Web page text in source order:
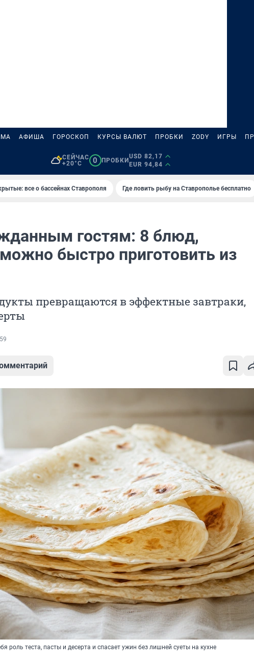
АФИША ГОРОСКОП КУРСЫ ВАЛЮТ ПРОБКИ ZODY ИГРЫ
СЕЙЧАС
+20°C
0 ПРОБКИ
USD 82,17
EUR 94,84
все о бассейнах Ставрополя Где ловить рыбу на Ставрополье бесплатно
гостям: 8 блюд,
быстро приготовить из
превращаются в эффектные завтраки,
роль теста, пасты и десерта и спасает ужин без лишней суеты на кухне